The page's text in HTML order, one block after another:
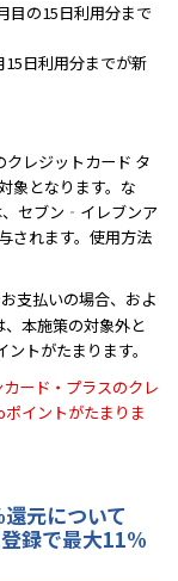
目の15日利用分まで
日利用分までが新
レジットカード タ
象となります。な
、セブン‐イレブンア
されます。使用方法
支払いの場合、およ
本施策の対象外と
トがたまります。
ード・プラスのクレ
イントがたまりま
元について
録で最大11%